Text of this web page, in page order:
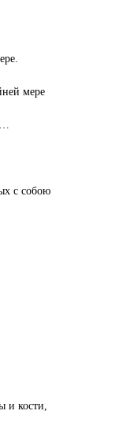
мере
с собою
и кости,